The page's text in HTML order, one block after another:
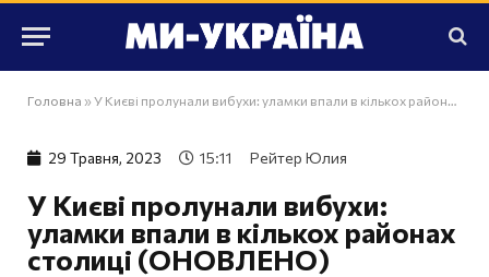
Головна » У Києві пролунали вибухи: уламки впали в кількох районах столиці (ОНОВЛЕНО)
29 Травня, 2023 15:11 Рейтер Юлия
У Києві пролунали вибухи:
уламки впали в кількох районах
столиці (ОНОВЛЕНО)